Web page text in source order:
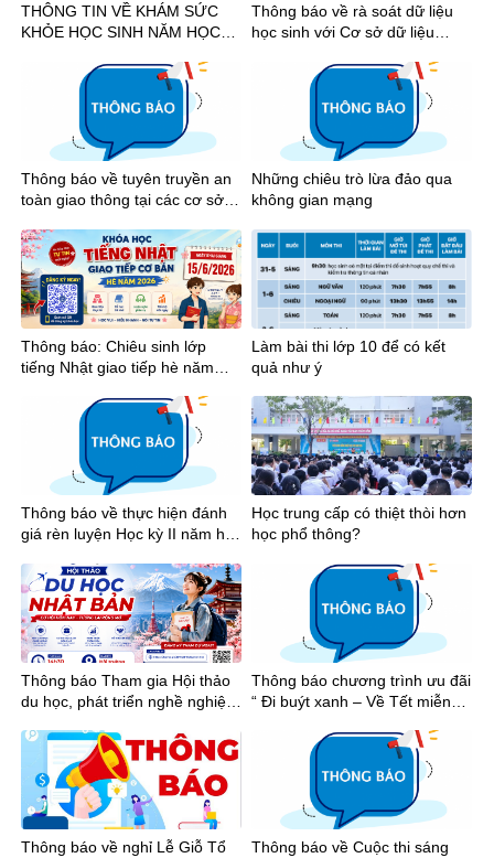
THÔNG TIN VỀ KHÁM SỨC
KHỎE HỌC SINH NĂM HỌC
Thông báo về rà soát dữ liệu
học sinh với Cơ sở dữ liệu
Thông báo về tuyên truyền an
toàn giao thông tại các cơ sở
phố Hồ Chí Minh năm 2026
Những chiêu trò lừa đảo qua
không gian mạng
Thông báo: Chiêu sinh lớp
tiếng Nhật giao tiếp hè năm
Làm bài thi lớp 10 để có kết
quả như ý
Thông báo về thực hiện đánh
giá rèn luyện Học kỳ II năm học
Học trung cấp có thiệt thòi hơn
học phổ thông?
Thông báo Tham gia Hội thảo
du học, phát triển nghề nghiệp
Thông báo chương trình ưu đãi
“ Đi buýt xanh – Về Tết miễn
Thông báo về nghỉ Lễ Giỗ Tổ Thông báo về Cuộc thi sáng